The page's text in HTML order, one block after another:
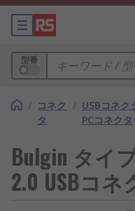
型番
/ コネク
タ
/ USBコネク
PCコネクタ
Bulgin タイ
2.0 USBコ